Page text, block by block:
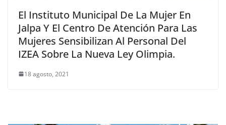
El Instituto Municipal De La Mujer En
Jalpa Y El Centro De Atención Para Las
Mujeres Sensibilizan Al Personal Del
IZEA Sobre La Nueva Ley Olimpia.
18 agosto, 2021